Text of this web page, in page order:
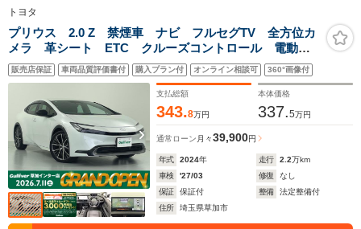
トヨタ
プリウス 2.0 Z 禁煙車 ナビ フルセグTV 全方位カ
メラ 革シート ETC クルーズコントロール 電動リ
アゲート ドライブレコーダー デジタルインナーミラ
ー シートヒーター エアシート パワーシート シー
販売店保証 車両品質評価書付 購入プラン付 オンライン相談可 360°画像付
支払総額
343.8万円
本体価格
337.5万円
通常ローン 月々39,900円
年式 2024年 走行 2.2万km
車検
'27/03 修復
なし
保証
保証付 整備
法定整備付
住所
埼玉県草加市